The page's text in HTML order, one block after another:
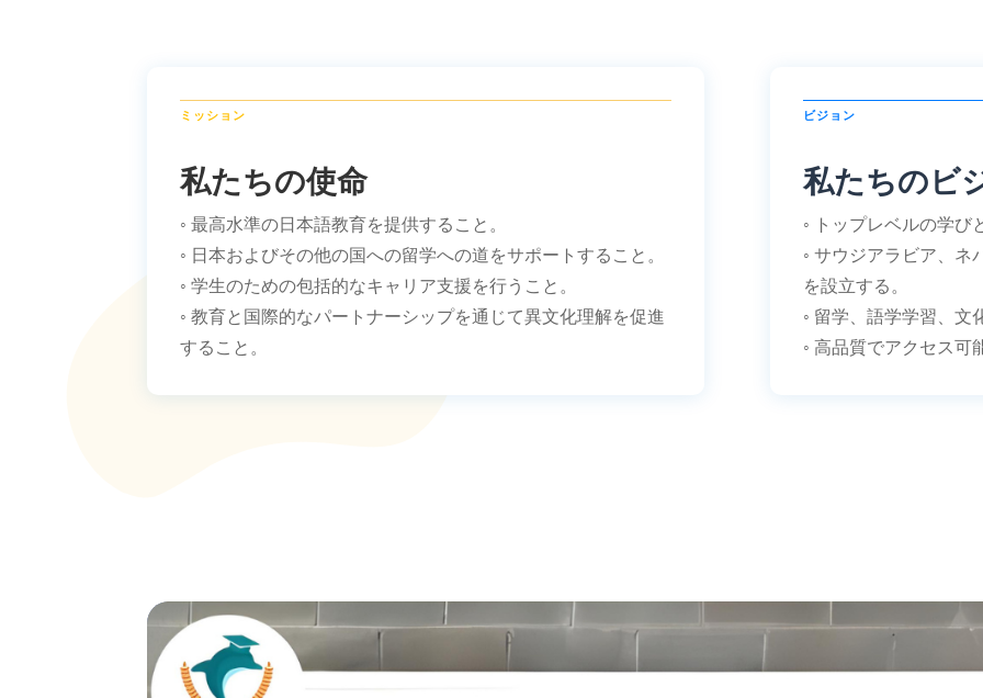
ミッション
私たちの使命
◦ 最高水準の日本語教育を提供すること。
◦ 日本およびその他の国への留学への道をサポートすること。
◦ 学生のための包括的なキャリア支援を行うこと。
◦ 教育と国際的なパートナーシップを通じて異文化理解を促進
すること。
ビジョン
私たちのビ
◦ トップレベルの学び
◦ サウジアラビア、ネ
を設立する。
◦ 留学、語学学習、文
◦ 高品質でアクセス可